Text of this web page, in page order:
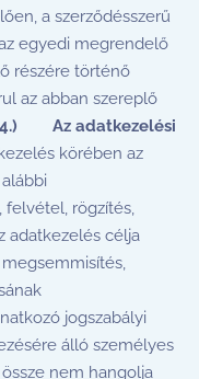
a szerződésszerű
egyedi megrendelő
részére történő
az abban szereplő
4.) Az adatkezelési
körében az
rögzítés,
adatkezelés célja
jogszabályi
álló személyes
nem hangolja